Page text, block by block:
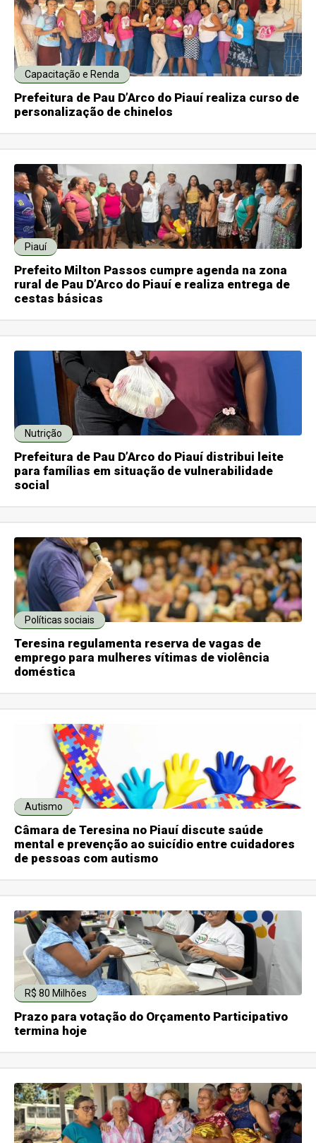
Capacitação e Renda
Prefeitura de Pau D’Arco do Piauí realiza curso de
personalização de chinelos
Piauí
Prefeito Milton Passos cumpre agenda na zona
rural de Pau D’Arco do Piauí e realiza entrega de
cestas básicas
Nutrição
Prefeitura de Pau D’Arco do Piauí distribui leite
para famílias em situação de vulnerabilidade
social
Políticas sociais
Teresina regulamenta reserva de vagas de
emprego para mulheres vítimas de violência
doméstica
Autismo
Câmara de Teresina no Piauí discute saúde
mental e prevenção ao suicídio entre cuidadores
de pessoas com autismo
R$ 80 Milhões
Prazo para votação do Orçamento Participativo
termina hoje